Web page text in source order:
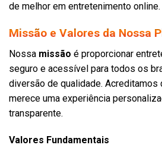
de melhor em entretenimento online.
Missão e Valores da Nossa
Nossa missão é proporcionar
seguro e acessível para todos os
diversão de qualidade. Acreditamos
merece uma experiência
transparente.
Valores Fundamentais